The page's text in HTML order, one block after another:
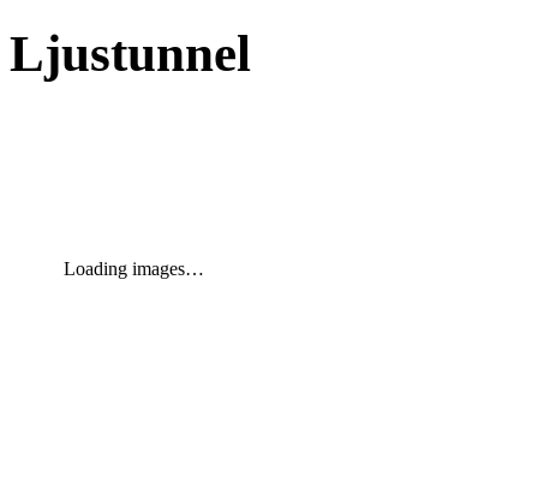
Ljustunnel
Loading images…